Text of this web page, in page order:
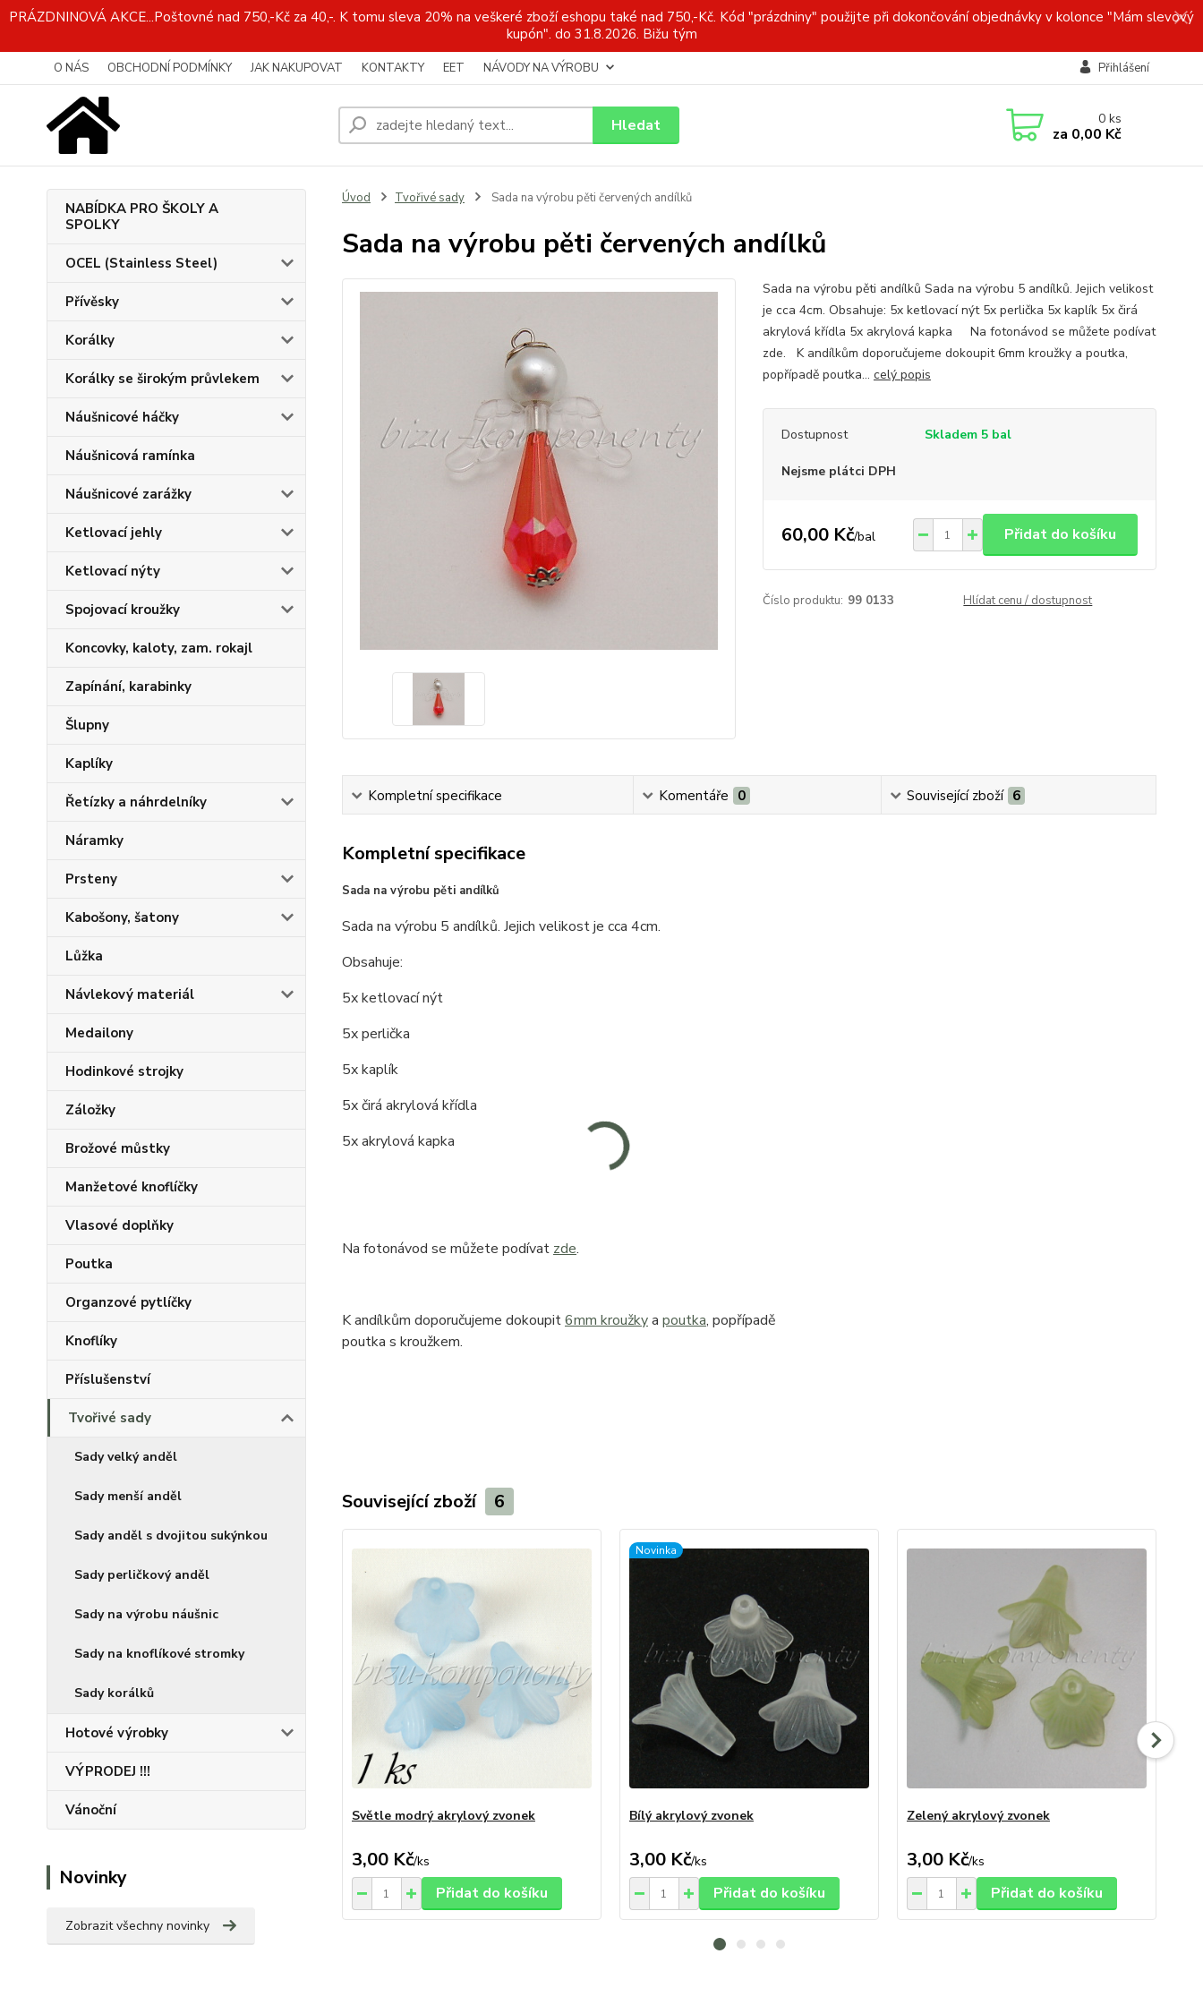
PRÁZDNINOVÁ AKCE...Poštovné nad 750,-Kč za 40,-. K tomu sleva 20% na veškeré zboží eshopu také nad 750,-Kč. Kód "prázdniny" použijte při dokončování objednávky v kolonce "Mám slevový
kupón". do 31.8.2026. Bižu tým
O NÁS OBCHODNÍ PODMÍNKY JAK NAKUPOVAT KONTAKTY EET NÁVODY NA VÝROBU Přihlášení
Hledat 0ks
za 0,00 Kč
NABÍDKA PRO ŠKOLY A
SPOLKY
OCEL (Stainless Steel)
Přívěsky
Korálky
Korálky se širokým průvlekem
Náušnicové háčky
Náušnicová ramínka
Náušnicové zarážky
Ketlovací jehly
Ketlovací nýty
Spojovací kroužky
Koncovky, kaloty, zam. rokajl
Zapínání, karabinky
Šlupny
Kaplíky
Řetízky a náhrdelníky
Náramky
Prsteny
Kabošony, šatony
Lůžka
Návlekový materiál
Medailony
Hodinkové strojky
Záložky
Brožové můstky
Manžetové knoflíčky
Vlasové doplňky
Poutka
Organzové pytlíčky
Knoflíky
Příslušenství
Tvořivé sady
Sady velký anděl
Sady menší anděl
Sady anděl s dvojitou sukýnkou
Sady perličkový anděl
Sady na výrobu náušnic
Sady na knoflíkové stromky
Sady korálků
Hotové výrobky
VÝPRODEJ !!!
Vánoční
Novinky
Zobrazit všechny novinky
Úvod Tvořivé sady Sada na výrobu pěti červených andílků
Sada na výrobu pěti červených andílků
Sada na výrobu pěti andílků Sada na výrobu 5 andílků. Jejich velikost
je cca 4cm. Obsahuje: 5x ketlovací nýt 5x perlička 5x kaplík 5x čirá
akrylová křídla 5x akrylová kapka Na fotonávod se můžete podívat
zde. K andílkům doporučujeme dokoupit 6mm kroužky a poutka,
popřípadě poutka... celý popis
Dostupnost Skladem 5 bal
Nejsme plátci DPH
60,00 Kč/bal Přidat do košíku
Číslo produktu: 99 0133 Hlídat cenu / dostupnost
Kompletní specifikace Komentáře 0 Související zboží 6
Kompletní specifikace
Sada na výrobu pěti andílků
Sada na výrobu 5 andílků. Jejich velikost je cca 4cm.
Obsahuje:
5x ketlovací nýt
5x perlička
5x kaplík
5x čirá akrylová křídla
5x akrylová kapka
Na fotonávod se můžete podívat zde.
K andílkům doporučujeme dokoupit6mm kroužkya poutka, popřípadě
poutka s kroužkem.
Související zboží 6
Světle modrý akrylový zvonek
3,00 Kč/ks
Přidat do košíku
Novinka
Bílý akrylový zvonek
3,00 Kč/ks
Přidat do košíku
Zelený akrylový zvonek
3,00 Kč/ks
Přidat do košíku